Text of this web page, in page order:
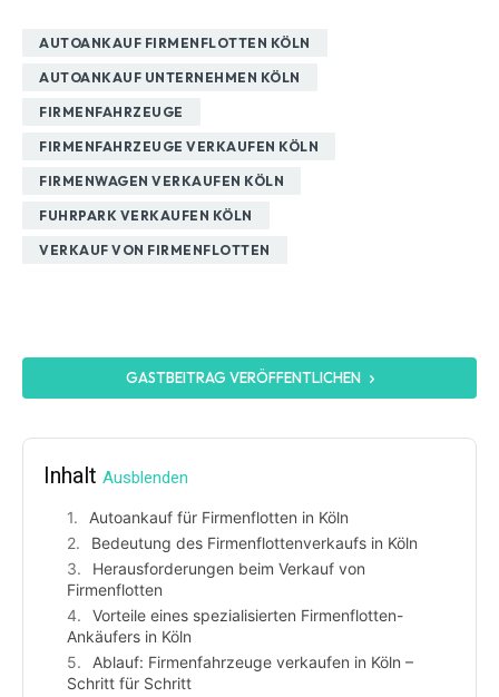
AUTOANKAUF FIRMENFLOTTEN KÖLN
AUTOANKAUF UNTERNEHMEN KÖLN
FIRMENFAHRZEUGE
FIRMENFAHRZEUGE VERKAUFEN KÖLN
FIRMENWAGEN VERKAUFEN KÖLN
FUHRPARK VERKAUFEN KÖLN
VERKAUF VON FIRMENFLOTTEN
GASTBEITRAG VERÖFFENTLICHEN
Inhalt Ausblenden
Autoankauf für Firmenflotten in Köln
Bedeutung des Firmenflottenverkaufs in Köln
Herausforderungen beim Verkauf von
Firmenflotten
Vorteile eines spezialisierten Firmenflotten-
Ankäufers in Köln
Ablauf: Firmenfahrzeuge verkaufen in Köln –
Schritt für Schritt